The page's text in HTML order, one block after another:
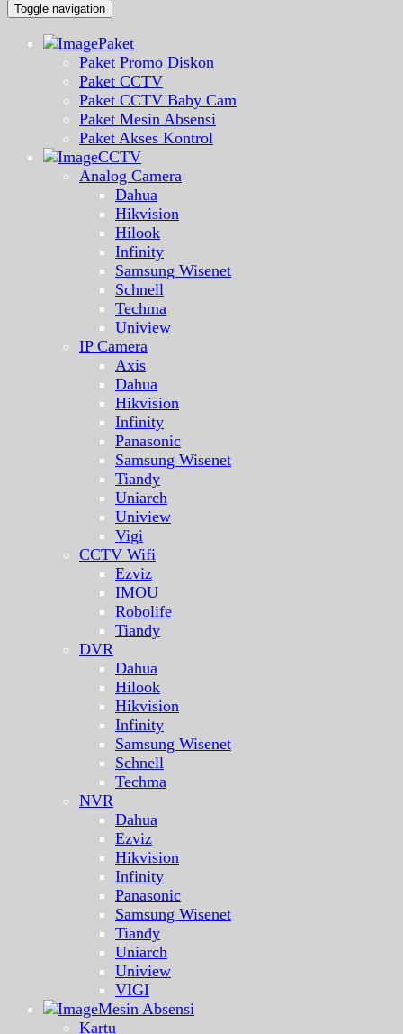
Toggle navigation
Paket
Paket Promo Diskon
Paket CCTV
Paket CCTV Baby Cam
Paket Mesin Absensi
Paket Akses Kontrol
CCTV
Analog Camera
Dahua
Hikvision
Hilook
Infinity
Samsung Wisenet
Schnell
Techma
Uniview
IP Camera
Axis
Dahua
Hikvision
Infinity
Panasonic
Samsung Wisenet
Tiandy
Uniarch
Uniview
Vigi
CCTV Wifi
Ezviz
IMOU
Robolife
Tiandy
DVR
Dahua
Hilook
Hikvision
Infinity
Samsung Wisenet
Schnell
Techma
NVR
Dahua
Ezviz
Hikvision
Infinity
Panasonic
Samsung Wisenet
Tiandy
Uniarch
Uniview
VIGI
Mesin Absensi
Kartu